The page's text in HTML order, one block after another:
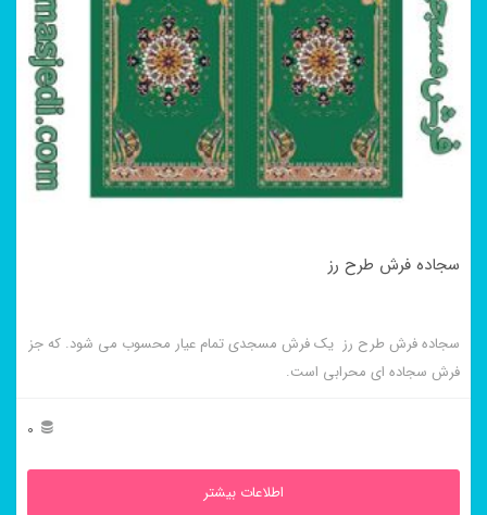
سجاده فرش طرح رز
سجاده فرش طرح رز یک فرش مسجدی تمام عیار محسوب می شود. که جز
فرش سجاده ای محرابی است.
0
اطلاعات بیشتر